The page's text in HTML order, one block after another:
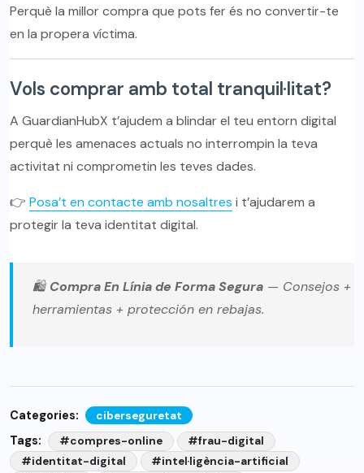
Perquè la millor compra que pots fer és no convertir-te
en la propera víctima.
Vols comprar amb total tranquil·litat?
A GuardianHubX t’ajudem a blindar el teu entorn digital
perquè les amenaces actuals no interrompin la teva
activitat ni comprometin les teves dades.
👉 Posa’t en contacte amb nosaltres i t’ajudarem a
protegir la teva identitat digital.
🛍️Compra En Línia de Forma Segura — Consejos +
herramientas + protección en rebajas.
Categories: ciberseguretat
Tags: #compres-online
#frau-digital
#identitat-digital
#intel·ligència-artificial